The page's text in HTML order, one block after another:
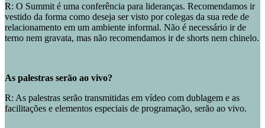
R: O Summit é uma conferência para lideranças. Recomendamos ir
vestido da forma como deseja ser visto por colegas da sua rede de
relacionamento em um ambiente informal. Não é necessário ir de
terno nem gravata, mas não recomendamos ir de shorts nem chinelo.
As palestras serão ao vivo?
R: As palestras serão transmitidas em vídeo com dublagem e as
facilitações e elementos especiais de programação, serão ao vivo.